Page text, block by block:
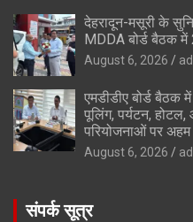
देहरादून-मसूरी के
MDDA बोर्ड बैठक में
August 6, 2026
एमडीडीए बोर्ड बैठक
पूलिंग, पर्यटन,
परियोजनाओं पर
August 6, 2026
संपर्क सूत्र